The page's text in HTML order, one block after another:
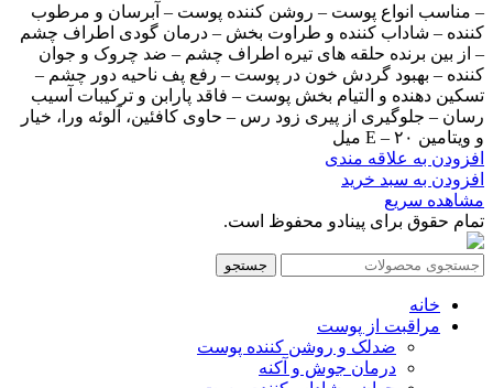
– مناسب انواع پوست – روشن کننده پوست – آبرسان و مرطوب
کننده – شاداب کننده و طراوت بخش – درمان گودی اطراف چشم
– از بین برنده حلقه های تیره اطراف چشم – ضد چروک و جوان
کننده – بهبود گردش خون در پوست – رفع پف ناحیه دور چشم –
تسکین دهنده و التیام بخش پوست – فاقد پارابن و ترکیبات آسیب
رسان – جلوگیری از پیری زود رس – حاوی کافئین، آلوئه ورا، خیار
و ویتامین E – ۲۰ میل
افزودن به علاقه مندی
افزودن به سبد خرید
مشاهده سریع
تمام حقوق برای پینادو محفوظ است.
جستجو
خانه
مراقبت از پوست
ضدلک و روشن کننده پوست
درمان جوش و آکنه